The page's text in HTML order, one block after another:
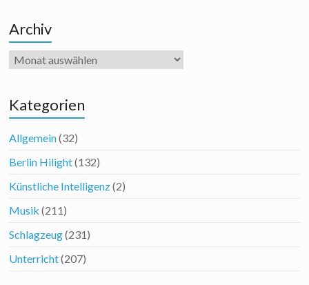
Archiv
Archiv
Kategorien
Allgemein(32)
Berlin Hilight(132)
Künstliche Intelligenz(2)
Musik (211)
Schlagzeug(231)
Unterricht(207)